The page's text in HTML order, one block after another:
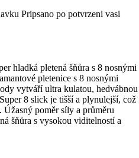
Pripsano po potvrzeni vasi
hladká pletená šňůra s 8 nosnými
pletenice s 8 nosnými
vytváří ultra kulatou, hedvábnou
8 slick je tišší a plynulejší, což
Úžasný poměr síly a průměru
šňůra s vysokou viditelností a